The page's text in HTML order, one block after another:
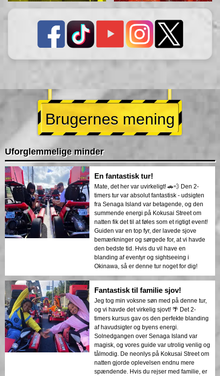
Brugernes mening
Uforglemmelige minder
En fantastisk tur!
Mate, det her var uvirkeligt! 🚗💨 Den 2-
timers tur var absolut fantastisk - udsigten
fra Senaga Island var betagende, og den
summende energi på Kokusai Street om
natten fik det til at føles som et rigtigt event!
Guiden var en top fyr, der lavede sjove
bemærkninger og sørgede for, at vi havde
den bedste tid. Hvis du vil have en
blanding af eventyr og sightseeing i
Okinawa, så er denne tur noget for dig!
Fantastisk til familie sjov!
Jeg tog min voksne søn med på denne tur,
og vi havde det virkelig sjovt! 🌴 Det 2-
timers kursus gav os den perfekte blanding
af havudsigter og byens energi.
Solnedgangen over Senaga Island var
magisk, og vores guide var utrolig venlig og
tålmodig. De neonlys på Kokusai Street om
natten gjorde oplevelsen endnu mere
spændende. Hvis du rejser med familie, er